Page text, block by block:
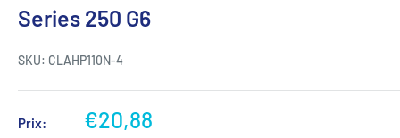
Series 250 G6
SKU: CLAHP110N-4
Prix:
Prix
€20,88